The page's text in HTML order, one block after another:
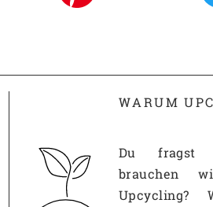
WARUM
Du fragst
brauchen
Upcycling?